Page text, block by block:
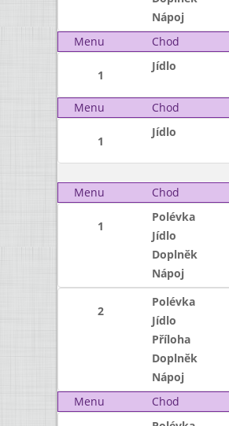
Nápoj
Menu
Chod
1
Jídlo
Menu Chod
1
Jídlo
Menu
Chod
1
Polévka
Jídlo
Doplněk
Nápoj
2
Polévka
Jídlo
Příloha
Doplněk
Nápoj
Menu
Chod